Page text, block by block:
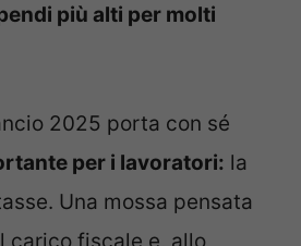
più alti per molti
2025 porta con sé
per i lavoratori: la
Una mossa pensata